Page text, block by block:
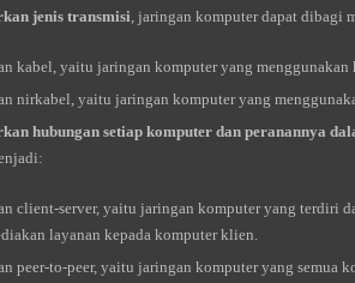
jenis transmisi, jaringan komputer dapat dibagi
kabel, yaitu jaringan komputer yang menggunakan
nirkabel, yaitu jaringan komputer yang
hubungan setiap komputer dan peranannya
client-server, yaitu jaringan komputer yang terdiri
layanan kepada komputer klien.
peer-to-peer, yaitu jaringan komputer yang semua